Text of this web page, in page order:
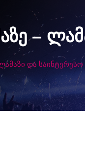
–
და საინტერესო